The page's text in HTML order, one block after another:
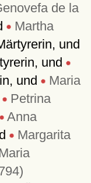
de la
Martha
und
und
und
Maria
Petrina
Anna
Margarita